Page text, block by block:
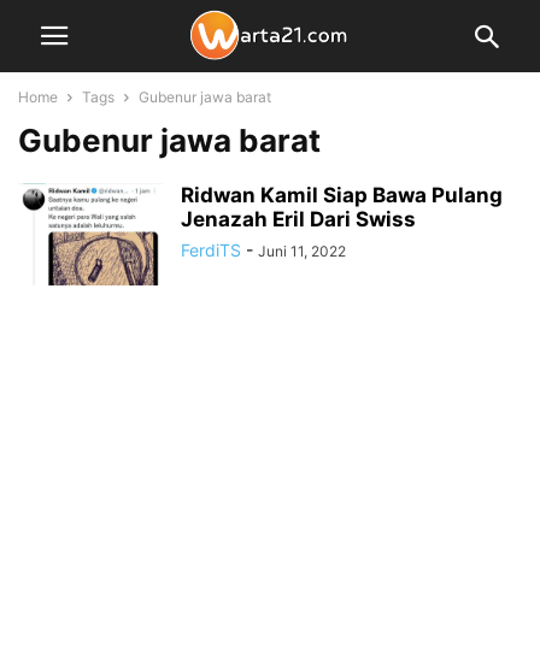
Home Tags Gubenur jawa barat
Gubenur jawa barat
Ridwan Kamil Siap Bawa Pulang
Jenazah Eril Dari Swiss
FerdiTS - Juni 11, 2022